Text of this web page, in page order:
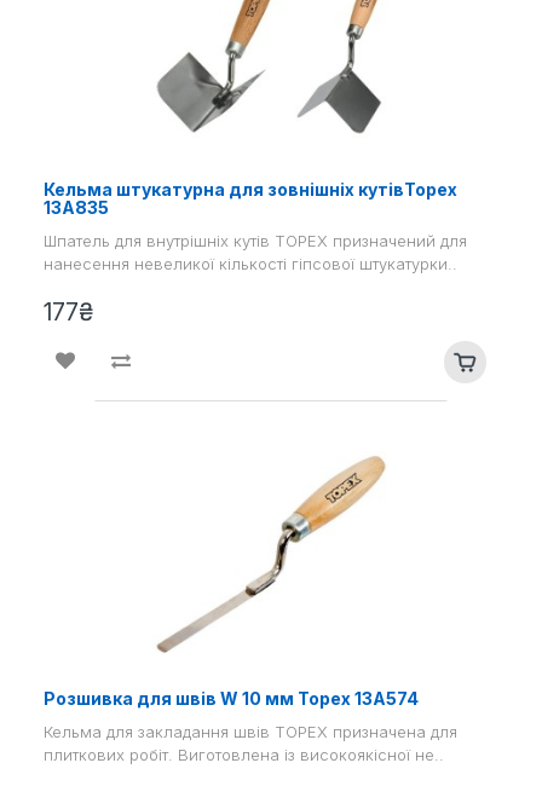
Кельма штукатурна для зовнішніх кутівTopex
13A835
Шпатель для внутрішніх кутів TOPEX призначений для
нанесення невеликої кількості гіпсової штукатурки..
177₴
Розшивка для швів W 10 мм Topex 13A574
Кельма для закладання швів TOPEX призначена для
плиткових робіт. Виготовлена ​​із високоякісної не..